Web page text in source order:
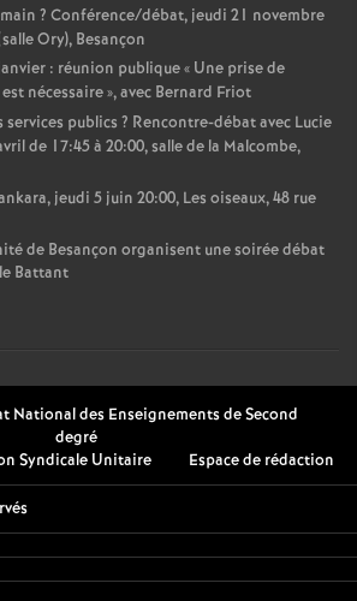
? Conférence/débat, jeudi 21 novembre
Ory), Besançon
: réunion publique « Une prise de
nécessaire», avec Bernard Friot
publics ? Rencontre-débat avec Lucie
de 17:45 à 20:00, salle de la Malcombe,
jeudi 5 juin 20:00, Les oiseaux, 48 rue
de Besançon organisent une soirée débat
Battant
Espace de rédaction